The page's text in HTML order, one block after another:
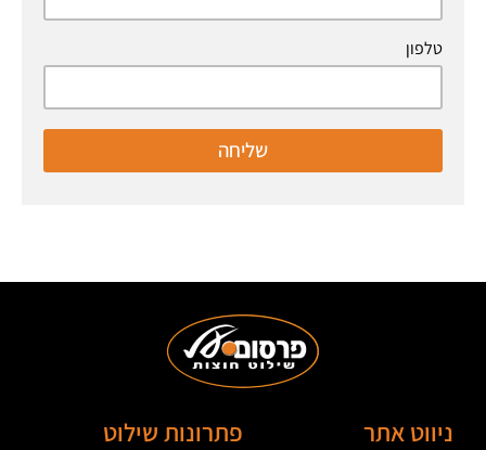
טלפון
שליחה
ניווט אתר פתרונות שילוט